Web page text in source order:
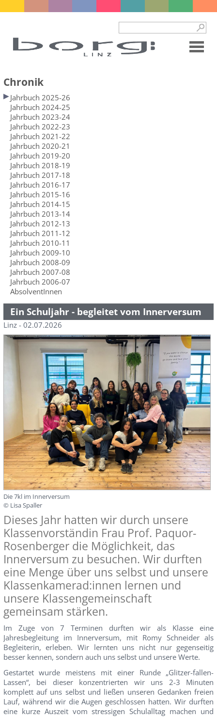
Chronik
Jahrbuch 2025-26
Jahrbuch 2024-25
Jahrbuch 2023-24
Jahrbuch 2022-23
Jahrbuch 2021-22
Jahrbuch 2020-21
Jahrbuch 2019-20
Jahrbuch 2018-19
Jahrbuch 2017-18
Jahrbuch 2016-17
Jahrbuch 2015-16
Jahrbuch 2014-15
Jahrbuch 2013-14
Jahrbuch 2012-13
Jahrbuch 2011-12
Jahrbuch 2010-11
Jahrbuch 2009-10
Jahrbuch 2008-09
Jahrbuch 2007-08
Jahrbuch 2006-07
AbsolventInnen
Ein Schuljahr - begleitet vom Innerversum
Linz - 02.07.2026
Die 7kl im Innerversum
© Lisa Spaller
Dieses Jahr hatten wir durch unsere
Klassenvorständin Frau Prof. Paquor-
Rosenberger die Möglichkeit, das
Innerversum zu besuchen. Wir durften
eine Menge über uns selbst und unsere
Klassenkamerad:innen lernen und
unsere Klassengemeinschaft
gemeinsam stärken.
Im Zuge von 7 Terminen durften wir als Klasse eine
Jahresbegleitung im Innerversum, mit Romy Schneider als
Begleiterin, erleben. Wir lernten uns nicht nur gegenseitig
besser kennen, sondern auch uns selbst und unsere Werte.
Gestartet wurde meistens mit einer Runde „Glitzer-fallen-
Lassen“, bei dieser konzentrierten wir uns 2-3 Minuten
komplett auf uns selbst und ließen unseren Gedanken freien
Lauf, während wir die Augen geschlossen hatten. Wir durften
eine kurze Auszeit vom stressigen Schulalltag machen und